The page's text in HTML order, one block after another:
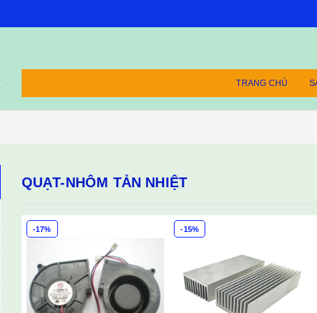
TRANG CHỦ
QUẠT-NHÔM TẢN NHIỆT
-17% -15%